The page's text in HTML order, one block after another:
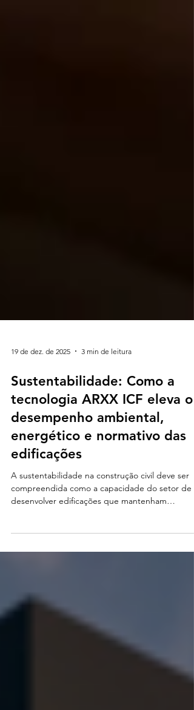
19 de dez. de 2025 3 min de leitura
Sustentabilidade: Como a
tecnologia ARXX ICF eleva o
desempenho ambiental,
energético e normativo das
edificações
compreendida como a capacidade do setor de
ambientais imediatos e passa a considerar a
eficiência no uso de recursos naturais, a
durabilidade dos métodos construtivos, o
desempenho energético e o conforto dos
durante décadas de operação. Nesse contex